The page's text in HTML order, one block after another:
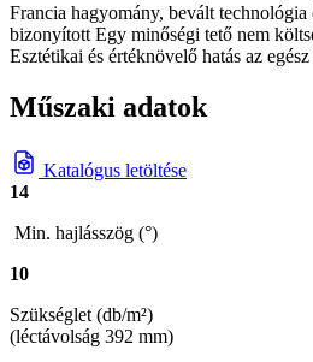
Francia hagyomány, bevált technológia
bizonyított Egy minőségi tető nem
Esztétikai és értéknövelő hatás az
Műszaki adatok
Katalógus letöltése
14
Min. hajlásszög (°)
10
Szükséglet (db/m²)
(léctávolság 392 mm)